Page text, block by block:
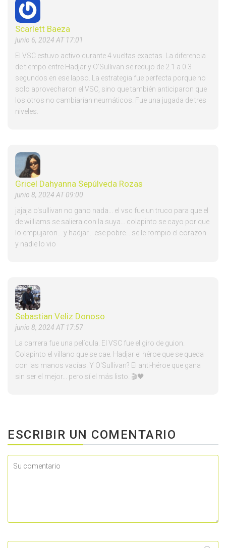
Scarlett Baeza
junio 6, 2024 AT 17:01
El VSC estuvo activo durante 4 vueltas exactas. La diferencia
de tiempo entre Hadjar y O'Sullivan se redujo de 2.1 a 0.3
segundos en ese lapso. La estrategia fue perfecta porque no
solo aprovecharon el VSC, sino que también anticiparon que
los otros no cambiarían neumáticos. Fue una jugada de tres
niveles.
Gricel Dahyanna Sepúlveda Rozas
junio 8, 2024 AT 09:00
jajaja o'sullivan no gano nada... el vsc fue un truco para que el
de williams se saliera con la suya... colapinto se cayo por que
lo empujaron... y hadjar... ese pobre... se le rompio el corazon
y nadie lo vio
Sebastian Veliz Donoso
junio 8, 2024 AT 17:57
La carrera fue una película. El VSC fue el giro de guion.
Colapinto el villano que se cae. Hadjar el héroe que se queda
con las manos vacías. Y O'Sullivan? El anti-héroe que gana
sin ser el mejor... pero sí el más listo. 🎬🖤
ESCRIBIR UN COMENTARIO